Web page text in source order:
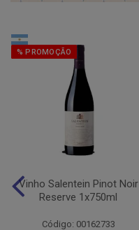
% PROMOÇÃO
Vinho Salentein Pinot Noir
Reserve 1x750ml
Código: 00162733